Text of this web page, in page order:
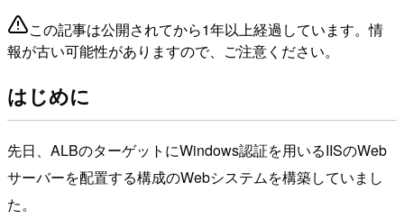
この記事は公開されてから1年以上経過しています。情
報が古い可能性がありますので、ご注意ください。
はじめに
先日、ALBのターゲットにWindows認証を用いるIISのWeb
サーバーを配置する構成のWebシステムを構築していまし
た。